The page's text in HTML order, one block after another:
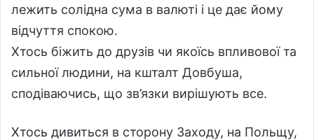
лежить солідна сума в валюті і це дає йому
відчуття спокою.
Хтось біжить до друзів чи якоїсь впливової та
сильної людини, на кшталт Довбуша,
сподіваючись, що зв’язки вирішують все.
Хтось дивиться в сторону Заходу, на Польщу,